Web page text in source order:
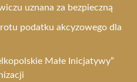
uznana za bezpieczną
podatku akcyzowego dla
Małe Inicjatywy”